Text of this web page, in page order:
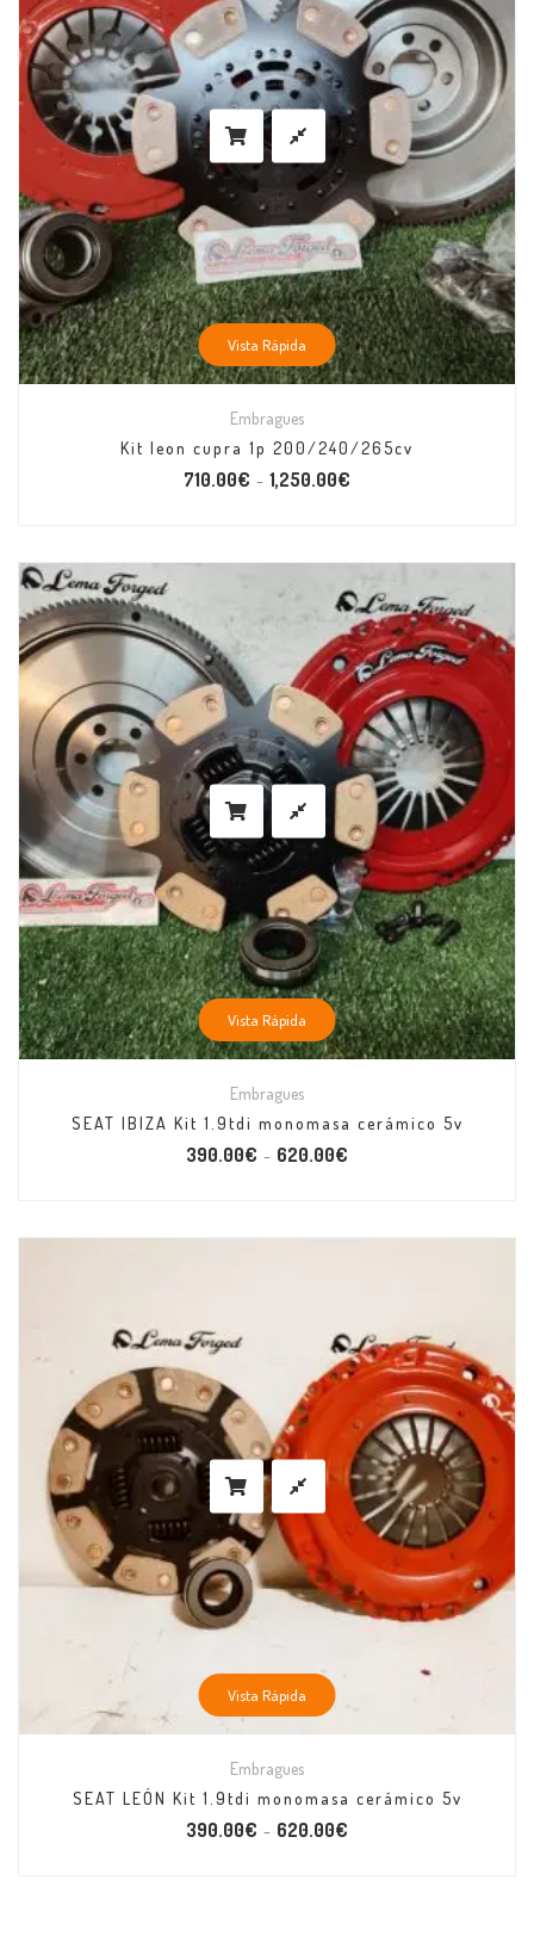
Vista Rápida
Embragues
Kit leon cupra 1p 200/240/265cv
710.00€ – 1,250.00€
Vista Rápida
Embragues
SEAT IBIZA Kit 1.9tdi monomasa cerámico 5v
390.00€ – 620.00€
Vista Rápida
Embragues
SEAT LEÓN Kit 1.9tdi monomasa cerámico 5v
390.00€ – 620.00€